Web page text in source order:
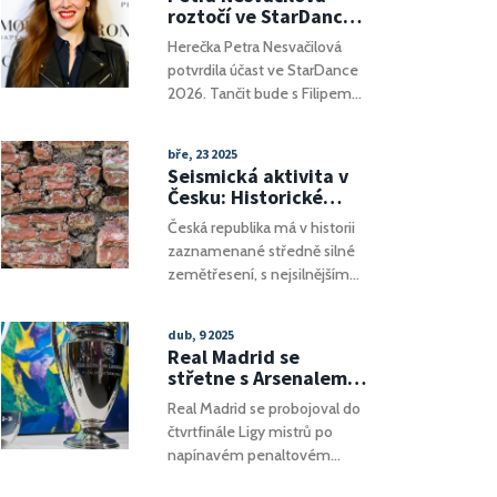
roztočí ve StarDance:
Humorná herečka si
zatančí s Filipem
Herečka Petra Nesvačilová
potvrdila účast ve StarDance
2026. Tančit bude s Filipem
bře, 23 2025
Seismická aktivita v
Česku: Historické
otřesy a současná
rizika
Česká republika má v historii
zaznamenané středně silné
zemětřesení, s nejsilnějším
Historické odhady naznačují,
že kolem roku 1444 došlo k
otřesu o mag. 6,7. Současná
seismická aktivita zůstává
omezená s průměrem sedmi
zemětřesení ročně s
dub, 9 2025
Real Madrid se
střetne s Arsenalem
ve čtvrtfinále Ligy
mistrů po
dramatickém
vyřazení Atlética
Real Madrid se probojoval do
čtvrtfinále Ligy mistrů po
napínavém penaltovém